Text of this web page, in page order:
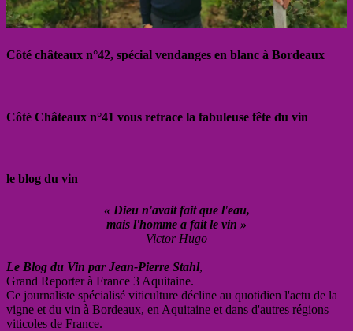
Côté châteaux n°42, spécial vendanges en blanc à Bordeaux
Côté Châteaux n°41 vous retrace la fabuleuse fête du vin
le blog du vin
« Dieu n'avait fait que l'eau,
mais l'homme a fait le vin »
Victor Hugo
Le Blog du Vin par Jean-Pierre Stahl,
Grand Reporter à France 3 Aquitaine.
Ce journaliste spécialisé viticulture décline au quotidien l'actu de la
vigne et du vin à Bordeaux, en Aquitaine et dans d'autres régions
viticoles de France.